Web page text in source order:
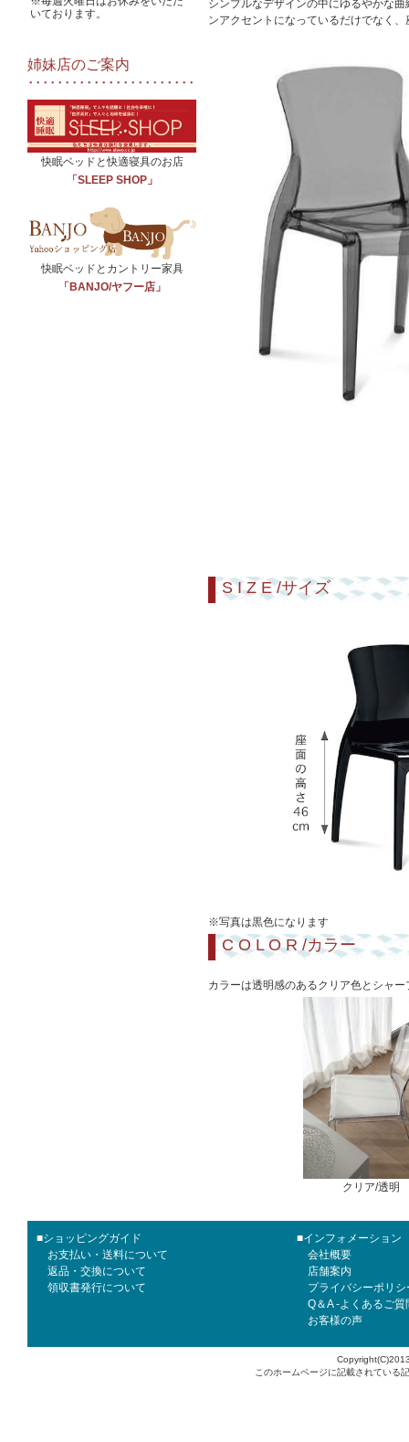
いております。
姉妹店のご案内
快眠ベッドと快適寝具のお店
「SLEEP SHOP」
快眠ベッドとカントリー家具
「BANJO/ヤフー店」
シンプルなデザインの中にゆるやかな
ンアクセントになっているだけでなく
S I Z E /サイズ
※写真は黒色になります
C O L O R /カラー
カラーは透明感のあるクリア色とシャ
クリア/透明
■ショッピングガイド
お支払い・送料について
返品・交換について
領収書発行について
■インフォメーション
会社概要
店舗案内
プライバシーポリシ
Q＆A -よくあるご質
お客様の声
このホームページに記載されている